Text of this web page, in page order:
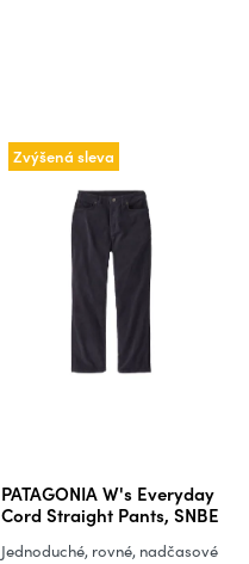
Zvýšená sleva
PATAGONIA W's Everyday
Cord Straight Pants, SNBE
Jednoduché, rovné, nadčasové